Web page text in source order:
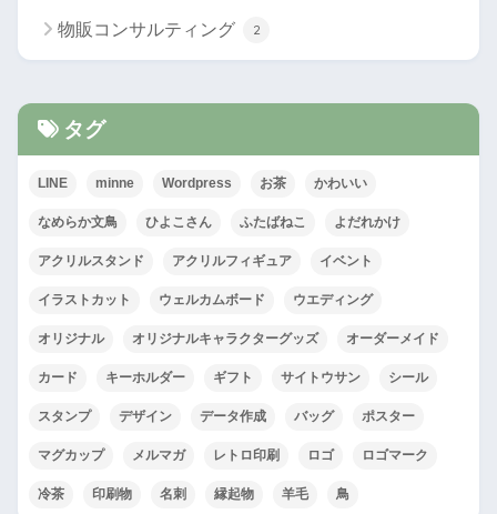
物販コンサルティング 2
タグ
LINE minne Wordpress お茶 かわいい
なめらか文鳥 ひよこさん ふたばねこ よだれかけ
アクリルスタンド アクリルフィギュア イベント
イラストカット ウェルカムボード ウエディング
オリジナル オリジナルキャラクターグッズ オーダーメイド
カード キーホルダー ギフト サイトウサン シール
スタンプ デザイン データ作成 バッグ ポスター
マグカップ メルマガ レトロ印刷 ロゴ ロゴマーク
冷茶 印刷物 名刺 縁起物 羊毛 鳥